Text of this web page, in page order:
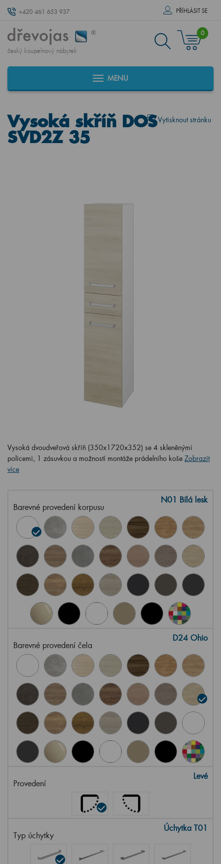
+420 461 653 937 PŘÍHLÁSIT SE
český koupelnový nábytek
0
MENU
Vytisknout stránku
Vysoká skříň DOS
SVD2Z 35
Vysoká dvoudveřová skříň (350x1720x352) se 4 skleněnými
policemi, 1 zásuvkou a možností montáže prádelního koše Zobrazit
více
Barevné provedení korpusu
N01 Bílá lesk
Barevné provedení čela
D24 Ohio
Provedení
Levé
Typ úchytky
Úchytka T01